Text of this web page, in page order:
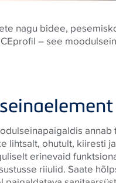
nagu bidee,
– see
lihtsalt, ohutult, kiiresti
erinevaid
riiulid. Saate